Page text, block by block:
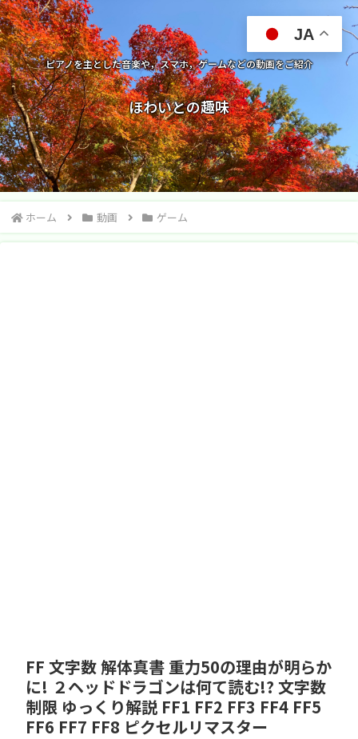
ピアノを主とした音楽や，スマホ，ゲームなどの動画をご紹介
ほわいとの趣味
ホーム 動画 ゲーム
FF 文字数 解体真書 重力50の理由が明らか
に! ２ヘッドドラゴンは何て読む!? 文字数
制限 ゆっくり解説 FF1 FF2 FF3 FF4 FF5
FF6 FF7 FF8 ピクセルリマスター
JA